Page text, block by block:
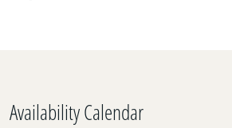
Availability Calendar